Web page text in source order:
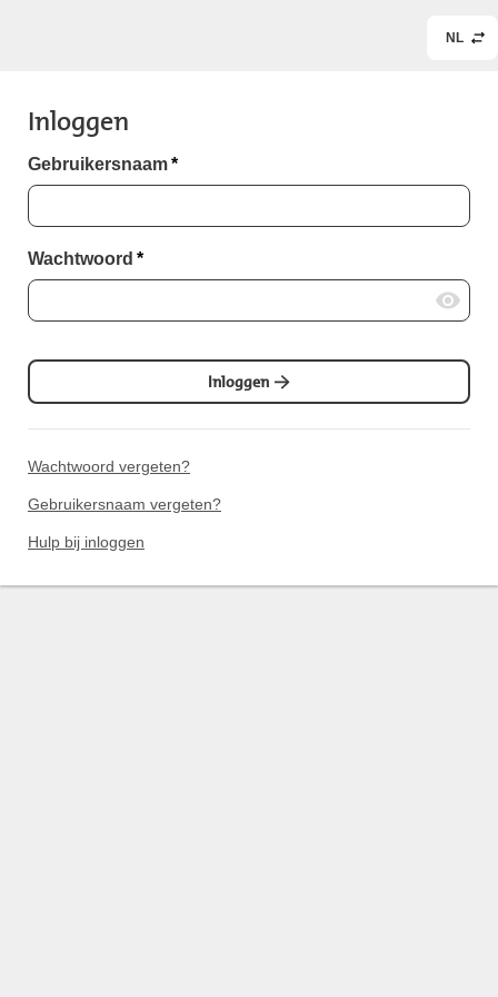
NL
Inloggen
Gebruikersnaam*
Wachtwoord *
Inloggen
Wachtwoord vergeten?
Gebruikersnaam vergeten?
Hulp bij inloggen